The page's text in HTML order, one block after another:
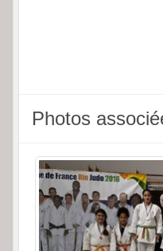
Photos